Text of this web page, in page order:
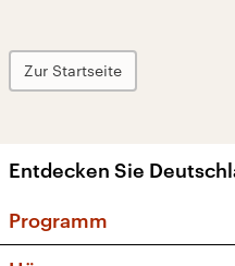
Zur Startseite
Entdecken Sie
Programm